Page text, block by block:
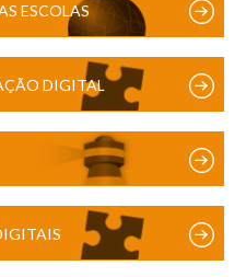
ESCOLAS
DIGITAL